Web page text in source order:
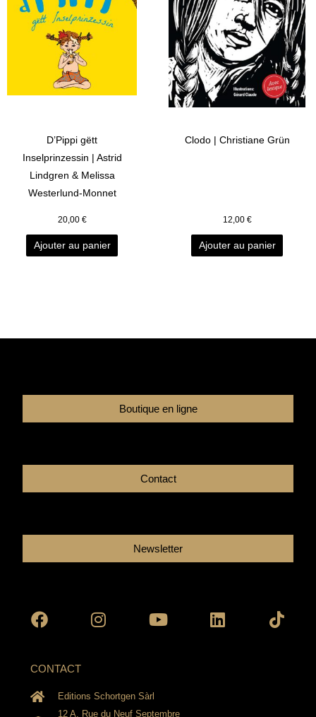
D’Pippi gëtt
Inselprinzessin | Astrid
Lindgren & Melissa
Westerlund-Monnet
20,00 €
Ajouter au panier
Clodo | Christiane Grün
12,00 €
Ajouter au panier
Boutique en ligne
Contact
Newsletter
CONTACT
Editions Schortgen Sàrl
12 A, Rue du Neuf Septembre